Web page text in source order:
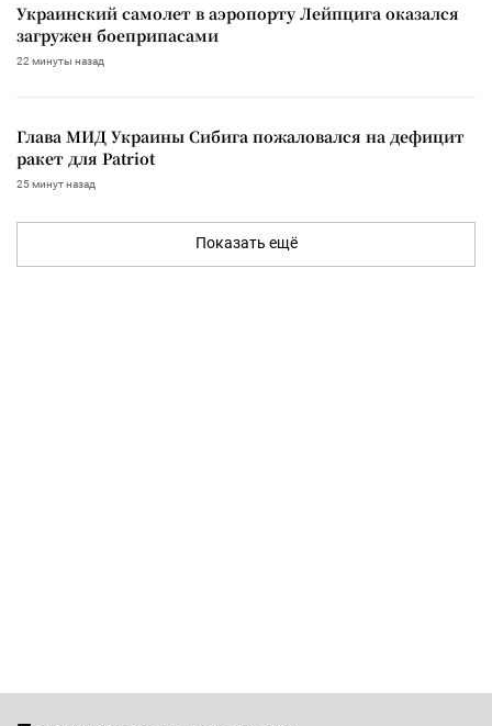
Украинский самолет в аэропорту Лейпцига оказался
загружен боеприпасами
22 минуты назад
Глава МИД Украины Сибига пожаловался на дефицит
ракет для Patriot
25 минут назад
Показать ещё